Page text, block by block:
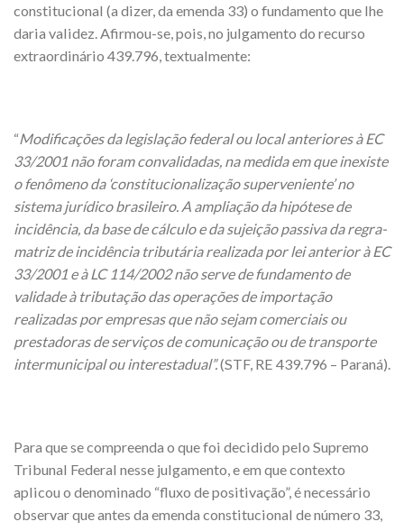
constitucional (a dizer, da emenda 33) o fundamento que lhe
daria validez. Afirmou-se, pois, no julgamento do recurso
extraordinário 439.796, textualmente:
“Modificações da legislação federal ou local anteriores à EC
33/2001 não foram convalidadas, na medida em que inexiste
o fenômeno da ‘constitucionalização superveniente’ no
sistema jurídico brasileiro. A ampliação da hipótese de
incidência, da base de cálculo e da sujeição passiva da regra-
matriz de incidência tributária realizada por lei anterior à EC
33/2001 e à LC 114/2002 não serve de fundamento de
validade à tributação das operações de importação
realizadas por empresas que não sejam comerciais ou
prestadoras de serviços de comunicação ou de transporte
intermunicipal ou interestadual”.(STF, RE 439.796 – Paraná).
Para que se compreenda o que foi decidido pelo Supremo
Tribunal Federal nesse julgamento, e em que contexto
aplicou o denominado “fluxo de positivação”, é necessário
observar que antes da emenda constitucional de número 33,